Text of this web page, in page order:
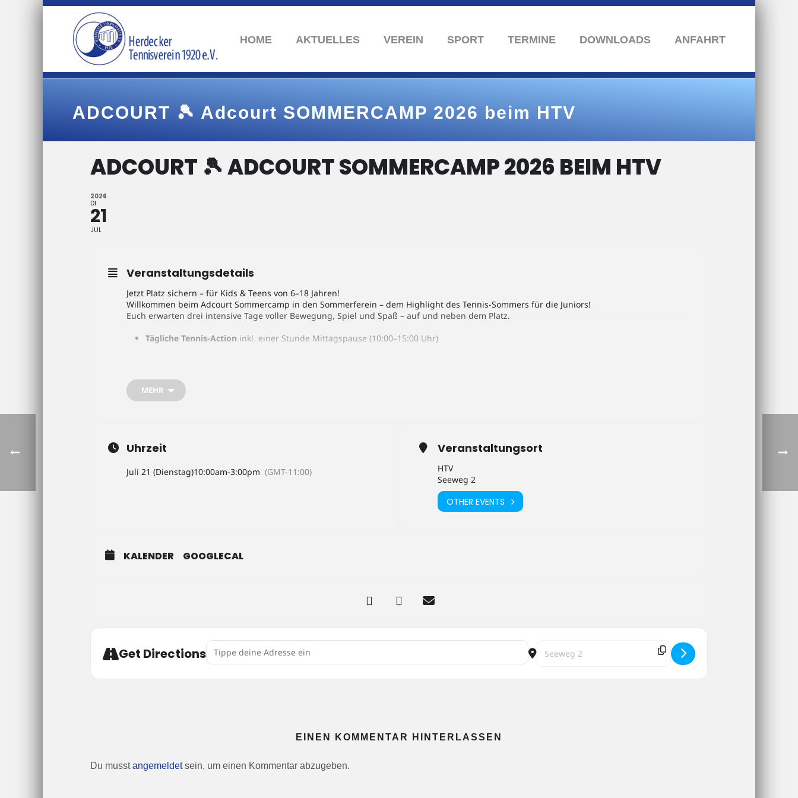
HOME AKTUELLES VEREIN SPORT TERMINE DOWNLOADS ANFAHRT
ADCOURT 🎾 Adcourt SOMMERCAMP 2026 beim HTV
ADCOURT 🎾 ADCOURT SOMMERCAMP 2026 BEIM HTV
2026
DI
21
JUL
Veranstaltungsdetails
Jetzt Platz sichern – für Kids & Teens von 6–18 Jahren!
Willkommen beim Adcourt Sommercamp in den Sommerferein – dem Highlight des Tennis-Sommers für die Juniors!
Euch erwarten drei intensive Tage voller Bewegung, Spiel und Spaß – auf und neben dem Platz.
Tägliche Tennis-Action inkl. einer Stunde Mittagspause (10:00–15:00 Uhr)
Spannende Challenges
Abschlussturnier mit Siegerehrung und Preisen
MEHR
Uhrzeit
Juli 21 (Dienstag)10:00am-3:00pm (GMT-11:00)
Veranstaltungsort
HTV
Seeweg 2
OTHER EVENTS
KALENDER GOOGLECAL
Get Directions Address - ADCOURT 🎾 Adcourt SOMMERCAMP 2026 beim HTV [] Destination Address - ADCOURT 🎾 Adcourt SOMMERCAMP 2026
EINEN KOMMENTAR HINTERLASSEN
Du musstangemeldetsein, um einen Kommentar abzugeben.